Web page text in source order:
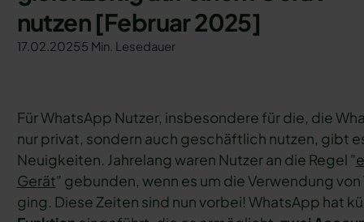
nutzen [Februar 2025]
17.02.20255 Min. Lesedauer
Für WhatsApp Nutzer, insbesondere für die, die
nur privat, sondern auch geschäftlich nutzen, gibt
Neuigkeiten. Jahrelang waren Nutzer an die Regel "
Gerät" gebunden, wenn es um die Verwendung
ging. Diese Zeiten sind nun vorbei! WhatsApp hat